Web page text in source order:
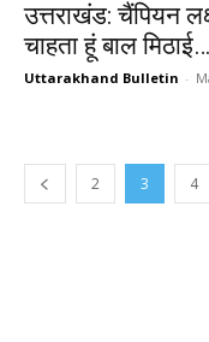
उत्तराखंड: चैंपियन
चाहता हूं बाल मिठाई…
Uttarakhand Bulletin -
2 3 4